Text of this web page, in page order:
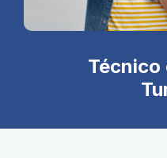
Técnico